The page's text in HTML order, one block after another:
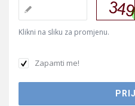
Klikni na sliku za promjenu.
Zapamti me!